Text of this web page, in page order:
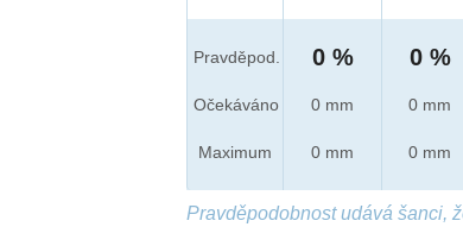
Pravděpod.
Očekáváno
Maximum
0 %
0 mm
0 mm
0 %
0 mm
0 mm
Pravděpodobnost udává šanci,